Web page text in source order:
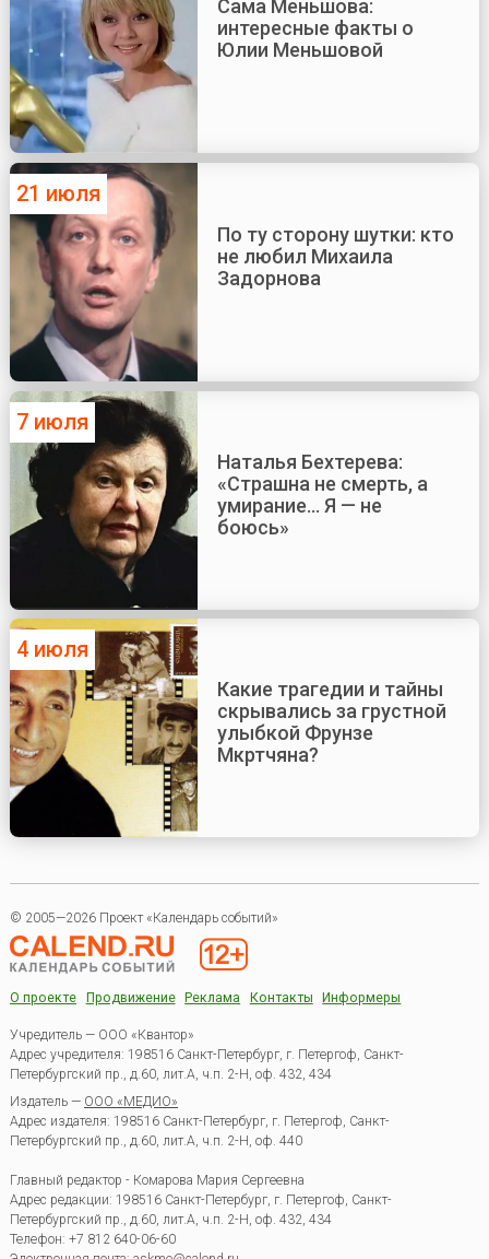
Сама Меньшова:
интересные факты о
Юлии Меньшовой
21 июля
По ту сторону шутки: кто
не любил Михаила
Задорнова
7 июля
Наталья Бехтерева:
«Страшна не смерть, а
умирание... Я — не
боюсь»
4 июля
Какие трагедии и тайны
скрывались за грустной
улыбкой Фрунзе
Мкртчяна?
© 2005—2026 Проект «Календарь событий»
О проекте Продвижение Реклама Контакты Информеры
Учредитель — ООО «Квантор»
Адрес учредителя: 198516 Санкт-Петербург, г. Петергоф, Санкт-
Петербургский пр., д.60, лит.А, ч.п. 2-Н, оф. 432, 434
Издатель — ООО «МЕДИО»
Адрес издателя: 198516 Санкт-Петербург, г. Петергоф, Санкт-
Петербургский пр., д.60, лит.А, ч.п. 2-Н, оф. 440
Главный редактор - Комарова Мария Сергеевна
Адрес редакции: 198516 Санкт-Петербург, г. Петергоф, Санкт-
Петербургский пр., д.60, лит.А, ч.п. 2-Н, оф. 432, 434
Телефон: +7 812 640-06-60